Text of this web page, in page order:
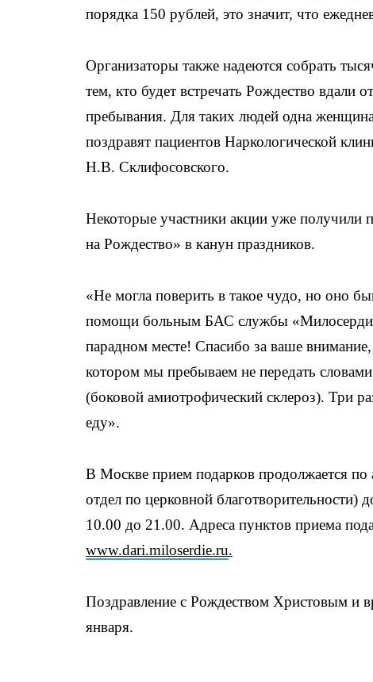
порядка 150 рублей, это значит, что
Организаторы также надеются собрать
тем, кто будет встречать Рождество вдали
пребывания. Для таких людей одна
поздравят пациентов Наркологической
Н.В. Склифосовского.
Некоторые участники акции уже получили
на Рождество» в канун праздников.
«Не могла поверить в такое чудо, но оно
помощи больным БАС службы
парадном месте! Спасибо за ваше
котором мы пребываем не передать
(боковой амиотрофический склероз). Три
еду».
В Москве прием подарков продолжается по
отдел по церковной благотворительности)
10.00 до 21.00. Адреса пунктов приема
www.dari.miloserdie.ru.
Поздравление с Рождеством Христовым и
января.